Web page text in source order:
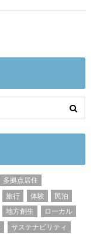
多拠点居住
旅行 体験
民泊
地方創生
ローカル
サステナビリティ